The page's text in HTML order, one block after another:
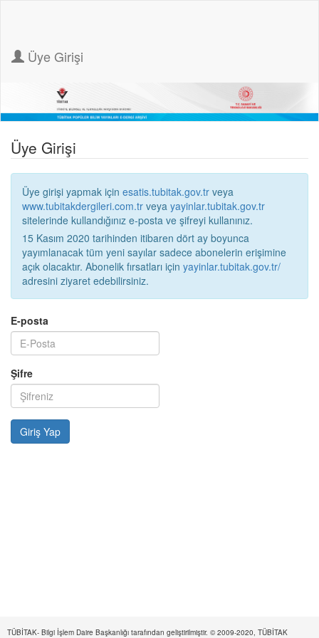
Üye Girişi
Üye Girişi
Üye girişi yapmak için esatis.tubitak.gov.tr veya
www.tubitakdergileri.com.tr veya yayinlar.tubitak.gov.tr
sitelerinde kullandığınız e-posta ve şifreyi kullanınız.
15 Kasım 2020 tarihinden itibaren dört ay boyunca
yayımlanacak tüm yeni sayılar sadece abonelerin erişimine
açık olacaktır. Abonelik fırsatları için yayinlar.tubitak.gov.tr/
adresini ziyaret edebilirsiniz.
E-posta
Şifre
TÜBİTAK- Bilgi İşlem Daire Başkanlığı tarafından geliştirilmiştir. © 2009-2020, TÜBİTAK